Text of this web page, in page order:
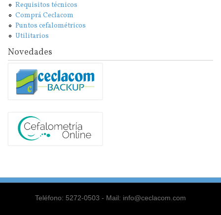
Requisitos técnicos
Comprá Ceclacom
Puntos cefalométricos
Utilitarios
Novedades
Teléfono: 5272-0503 - Mail: info@ceclacom.com